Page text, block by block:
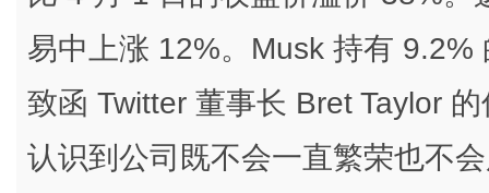
易中上涨 12%。Musk 持有
致函 Twitter 董事长 Bret Taylor
认识到公司既不会一直繁荣也不